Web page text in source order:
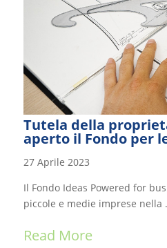
Tutela della
aperto il Fondo per
27 Aprile 2023
Il Fondo Ideas Powered for
piccole e medie imprese nella
Read More